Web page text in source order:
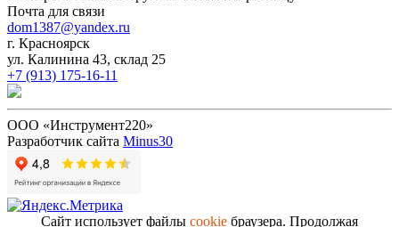
Почта для связи
dom1387@yandex.ru
г. Красноярск
ул. Калинина 43, склад 25
+7 (913) 175-16-11
ООО «Инструмент220»
Разработчик сайта Minus30
Сайт использует файлы cookie браузера. Продолжая